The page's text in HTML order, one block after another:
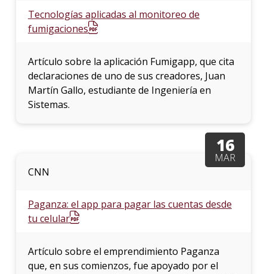
Tecnologías aplicadas al monitoreo de
fumigaciones
Artículo sobre la aplicación Fumigapp, que cita
declaraciones de uno de sus creadores, Juan
Martín Gallo, estudiante de Ingeniería en
Sistemas.
16
MAR
CNN
Paganza: el app para pagar las cuentas desde
tu celular
Artículo sobre el emprendimiento Paganza
que, en sus comienzos, fue apoyado por el